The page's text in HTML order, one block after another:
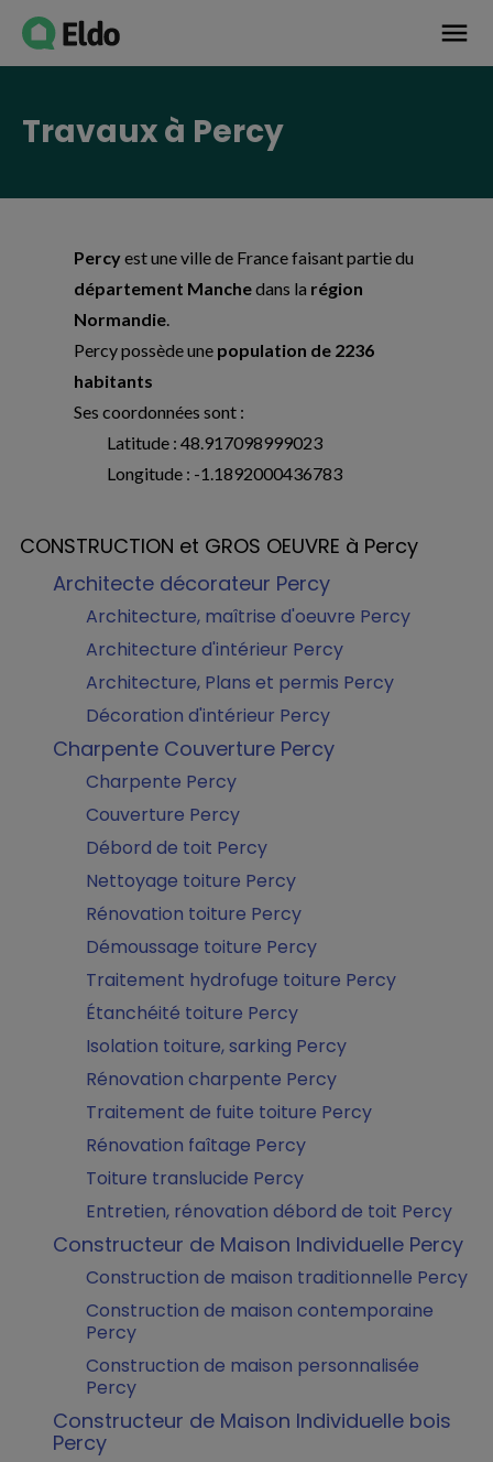
menu
Travaux à Percy
Percyest une ville de France faisant partie du
département Manchedans la région
Normandie.
Percy possède une population de 2236
habitants
Ses coordonnées sont :
Latitude : 48.917098999023
Longitude : -1.1892000436783
CONSTRUCTION et GROS OEUVRE à Percy
Architecte décorateur Percy
Architecture, maîtrise d'oeuvre Percy
Architecture d'intérieur Percy
Architecture, Plans et permis Percy
Décoration d'intérieur Percy
Charpente Couverture Percy
Charpente Percy
Couverture Percy
Débord de toit Percy
Nettoyage toiture Percy
Rénovation toiture Percy
Démoussage toiture Percy
Traitement hydrofuge toiture Percy
Étanchéité toiture Percy
Isolation toiture, sarking Percy
Rénovation charpente Percy
Traitement de fuite toiture Percy
Rénovation faîtage Percy
Toiture translucide Percy
Entretien, rénovation débord de toit Percy
Constructeur de Maison Individuelle Percy
Construction de maison traditionnelle Percy
Construction de maison contemporaine
Percy
Construction de maison personnalisée
Percy
Constructeur de Maison Individuelle bois
Percy